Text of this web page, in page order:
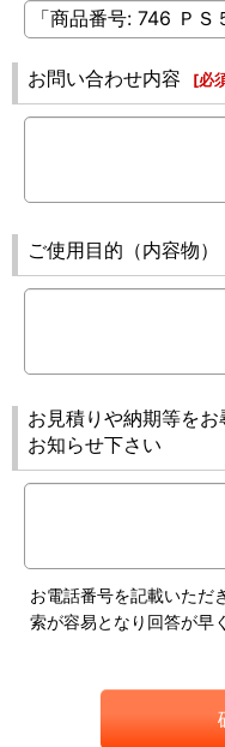
お問い合わせ内容 [必
ご使用目的（内容物）
お見積りや納期等を
お知らせ下さい
お電話番号を記載いただ
索が容易となり回答が早